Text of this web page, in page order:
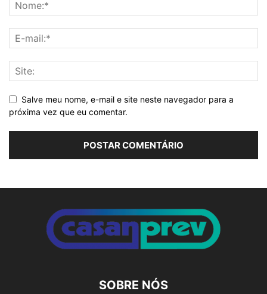
Salve meu nome, e-mail e site neste navegador para a
próxima vez que eu comentar.
SOBRE NÓS